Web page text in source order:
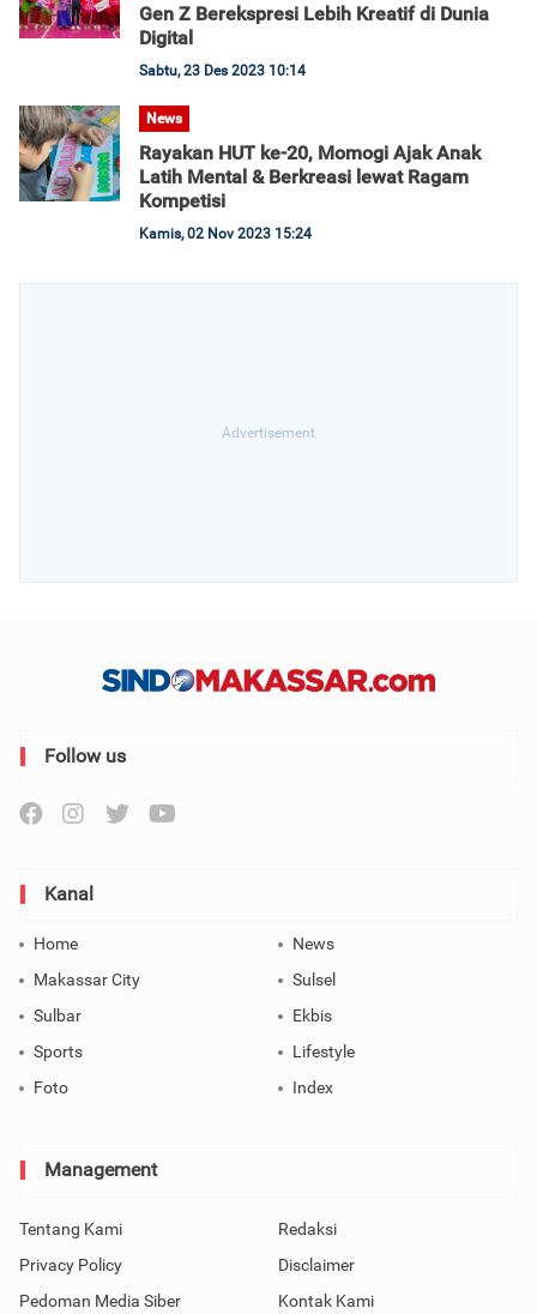
Gen Z Berekspresi Lebih Kreatif di Dunia
Digital
Sabtu, 23 Des 2023 10:14
News
Rayakan HUT ke-20, Momogi Ajak Anak
Latih Mental & Berkreasi lewat Ragam
Kompetisi
Kamis, 02 Nov 2023 15:24
Follow us
Kanal
Home
News
Makassar City
Sulsel
Sulbar
Ekbis
Sports
Lifestyle
Foto
Index
Management
Tentang Kami
Redaksi
Privacy Policy
Disclaimer
Pedoman Media Siber
Kontak Kami